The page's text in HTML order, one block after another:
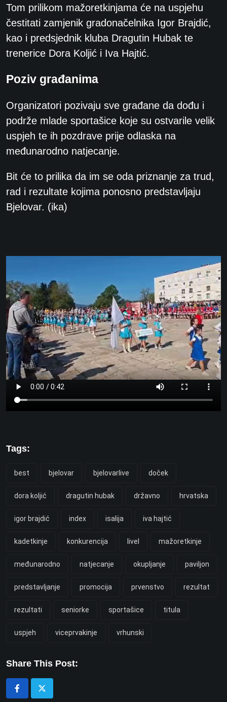
Tom prilikom mažoretkinjama će na uspjehu
čestitati zamjenik gradonačelnika Igor Brajdić,
kao i predsjednik kluba Dragutin Hubak te
trenerice Dora Koljić i Iva Hajtić.
Poziv građanima
Organizatori pozivaju sve građane da dođu i
podrže mlade sportašice koje su ostvarile velik
uspjeh te ih pozdrave prije odlaska na
međunarodno natjecanje.
Bit će to prilika da im se oda priznanje za trud,
rad i rezultate kojima ponosno predstavljaju
Bjelovar. (ika)
Tags:
best bjelovar bjelovarlive doček
dora koljić dragutin hubak državno hrvatska
igor brajdić index isalija iva hajtić
kadetkinje konkurencija livel mažoretkinje
međunarodno natjecanje okupljanje paviljon
predstavljanje promocija prvenstvo rezultat
rezultati seniorke sportašice titula
uspjeh viceprvakinje vrhunski
Share This Post: